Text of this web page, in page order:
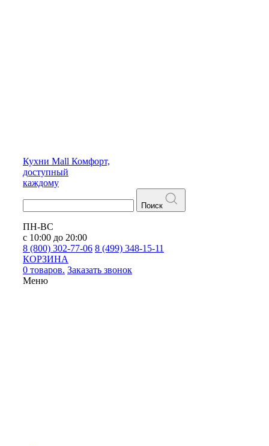
Кухни Mall Комфорт,
доступный
каждому
Поиск
ПН-ВС
с 10:00 до 20:00
8 (800) 302-77-06 8 (499) 348-15-11
КОРЗИНА
0 товаров. Заказать звонок
Меню